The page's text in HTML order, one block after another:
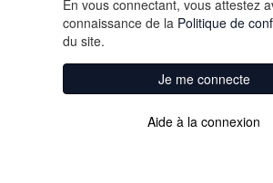
En vous connectant, vous attestez
connaissance de la Politique de
du site.
Je me connecte
Aide à la connexion